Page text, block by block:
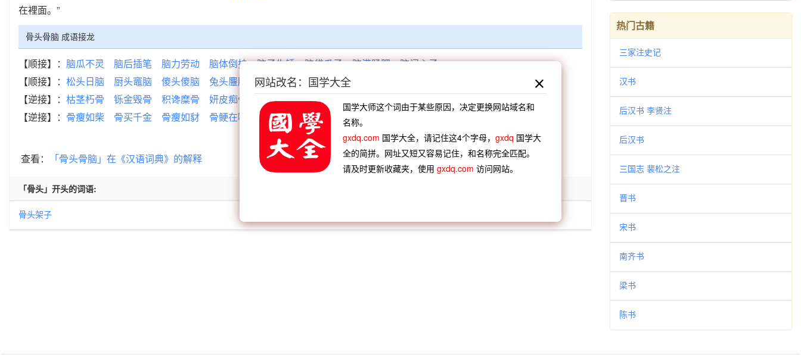
在裡面。”
骨头骨脑 成语接龙
【顺接】： 脑瓜不灵 脑后插笔 脑力劳动 脑体倒挂 脑子生锈 脑袋瓜子 脑满肠肥
脑门心子
【顺接】： 松头日脑 厨头竈脑 傻头傻脑 兔头麞脑 贼头鬼脑 地头地脑
【逆接】： 枯茎朽骨 铄金毁骨 积谗糜骨 妍皮痴骨 剔肤见骨 行尸走骨
【逆接】： 骨瘦如柴 骨买千金 骨瘦如豺 骨鲠在喉 骨肉之情 骨节专车 骨软筋酥
查看： 「骨头骨脑」在《汉语词典》的解释
「骨头」开头的词语:
骨头架子
热门古籍
三家注史记
汉书
后汉书 李贤注
后汉书
三国志 裴松之注
晋书
宋书
南齐书
梁书
陈书
网站改名：国学大全
国学大师这个词由于某些原因，决定更换网站域名和
名称。
gxdq.com 国学大全，请记住这4个字母， gxdq 国学大
全的简拼。网址又短又容易记住，和名称完全匹配。
请及时更新收藏夹，使用 gxdq.com 访问网站。